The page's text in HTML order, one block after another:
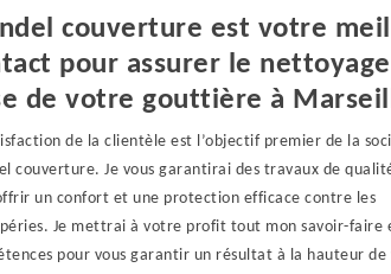
couverture est votre
pour assurer le
de votre gouttière à
de la clientèle est l’objectif premier de la
couverture. Je vous garantirai des travaux de
un confort et une protection efficace contre les
Je mettrai à votre profit tout mon savoir-faire
pour vous garantir un résultat à la hauteur